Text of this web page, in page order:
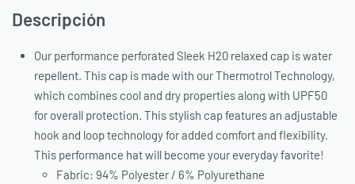
Descripción
Our performance perforated Sleek H20 relaxed cap is water
repellent. This cap is made with our Thermotrol Technology,
which combines cool and dry properties along with UPF50
for overall protection. This stylish cap features an adjustable
hook and loop technology for added comfort and flexibility.
This performance hat will become your everyday favorite!
Fabric: 94% Polyester / 6% Polyurethane